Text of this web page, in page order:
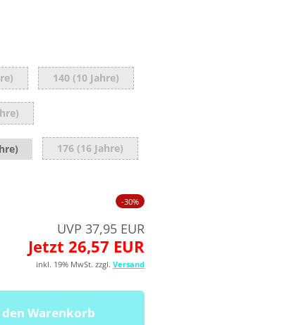
140 (10 Jahre)
176 (16 Jahre)
-30%
UVP 37,95 EUR
Jetzt 26,57 EUR
inkl. 19% MwSt. zzgl. Versand
Warenkorb